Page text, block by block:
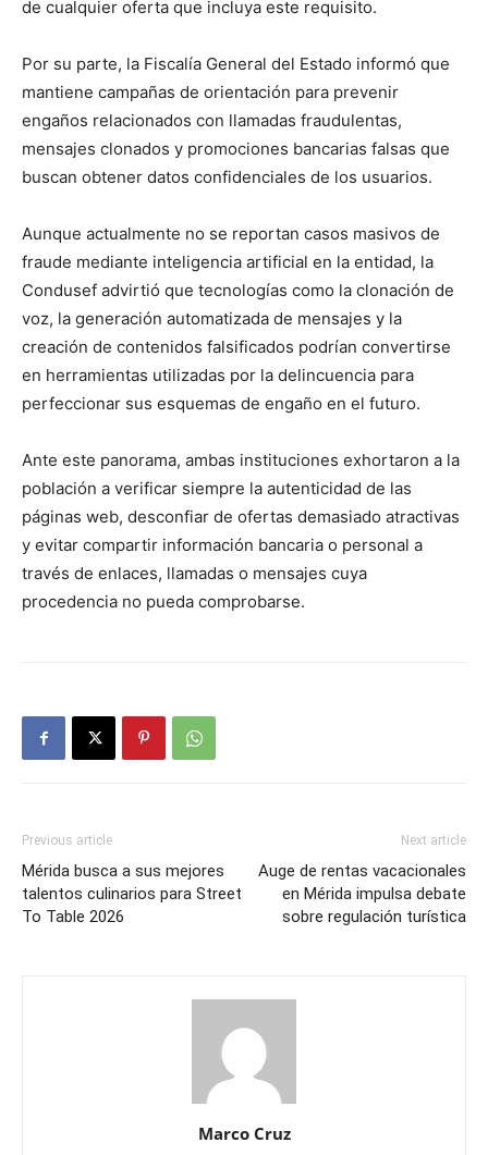
de cualquier oferta que incluya este requisito.
Por su parte, la Fiscalía General del Estado informó que
mantiene campañas de orientación para prevenir
engaños relacionados con llamadas fraudulentas,
mensajes clonados y promociones bancarias falsas que
buscan obtener datos confidenciales de los usuarios.
Aunque actualmente no se reportan casos masivos de
fraude mediante inteligencia artificial en la entidad, la
Condusef advirtió que tecnologías como la clonación de
voz, la generación automatizada de mensajes y la
creación de contenidos falsificados podrían convertirse
en herramientas utilizadas por la delincuencia para
perfeccionar sus esquemas de engaño en el futuro.
Ante este panorama, ambas instituciones exhortaron a la
población a verificar siempre la autenticidad de las
páginas web, desconfiar de ofertas demasiado atractivas
y evitar compartir información bancaria o personal a
través de enlaces, llamadas o mensajes cuya
procedencia no pueda comprobarse.
Previous article
Mérida busca a sus mejores
talentos culinarios para Street
To Table 2026
Next article
Auge de rentas vacacionales
en Mérida impulsa debate
sobre regulación turística
Marco Cruz